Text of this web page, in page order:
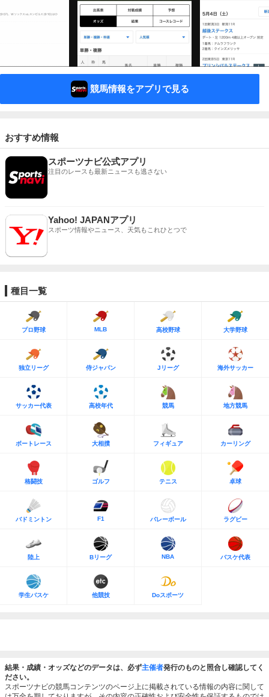
競馬情報をアプリで見る
おすすめ情報
スポーツナビ公式アプリ
注目のレースも最新ニュースも逃さない
Yahoo! JAPANアプリ
スポーツ情報やニュース、天気もこれひとつで
種目一覧
プロ野球 MLB 高校野球 大学野球
独立リーグ 侍ジャパン Jリーグ 海外サッカー
サッカー代表 高校年代 競馬 地方競馬
ボートレース 大相撲 フィギュア カーリング
格闘技 ゴルフ テニス 卓球
バドミントン F1 バレーボール ラグビー
陸上 Bリーグ NBA バスケ代表
学生バスケ 他競技 Doスポーツ
結果・成績・オッズなどのデータは、必ず主催者発行のものと照合し確認してく
ださい。
スポーツナビの競馬コンテンツのページ上に掲載されている情報の内容に関して